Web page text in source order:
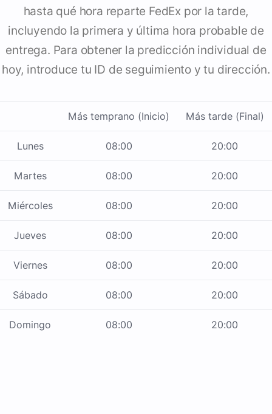
hasta qué hora reparte FedEx por la tarde,
incluyendo la primera y última hora probable de
entrega. Para obtener la predicción individual de
hoy, introduce tu ID de seguimiento y tu dirección.
Más temprano (Inicio) Más tarde (Final)
Lunes 08:00 20:00
Martes 08:00 20:00
Miércoles 08:00 20:00
Jueves 08:00 20:00
Viernes 08:00 20:00
Sábado 08:00 20:00
Domingo 08:00 20:00